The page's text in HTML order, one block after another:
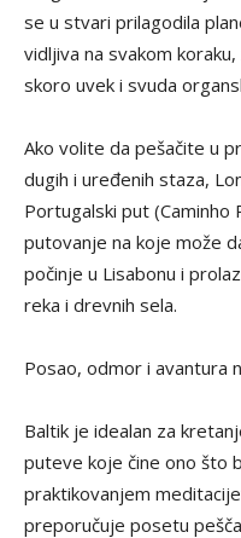
se u stvari prilagodila
vidljiva na svakom
skoro uvek i svuda
Ako volite da pešačite u
dugih i uređenih staza,
Portugalski put
putovanje na koje može
počinje u Lisabonu i
reka i drevnih sela.
Posao, odmor i avantura
Baltik je idealan za
puteve koje čine ono što
praktikovanjem
preporučuje posetu